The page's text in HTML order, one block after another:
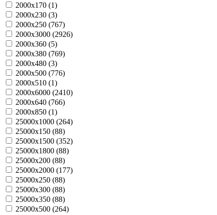
2000х170 (1)
2000х230 (3)
2000х250 (767)
2000х3000 (2926)
2000х360 (5)
2000х380 (769)
2000х480 (3)
2000х500 (776)
2000х510 (1)
2000х6000 (2410)
2000х640 (766)
2000х850 (1)
25000х1000 (264)
25000х150 (88)
25000х1500 (352)
25000х1800 (88)
25000х200 (88)
25000х2000 (177)
25000х250 (88)
25000х300 (88)
25000х350 (88)
25000х500 (264)